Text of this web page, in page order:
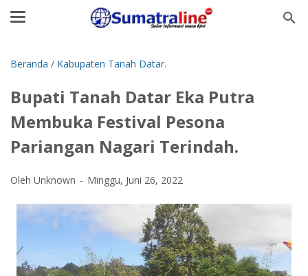
Beranda / Kabupaten Tanah Datar.
Bupati Tanah Datar Eka Putra
Membuka Festival Pesona
Pariangan Nagari Terindah.
Oleh Unknown Minggu, Juni 26, 2022